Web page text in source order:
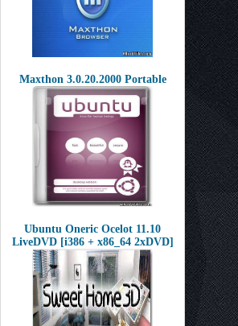
Maxthon 3.0.20.2000 Portable
Ubuntu Oneric Ocelot 11.10
LiveDVD [i386 + x86_64 2xDVD]